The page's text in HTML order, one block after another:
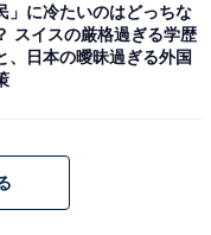
」の他にも、パー
130万円の壁」が
」に冷たいのはどっちな
スイスの厳格過ぎる学歴
、日本の曖昧過ぎる外国